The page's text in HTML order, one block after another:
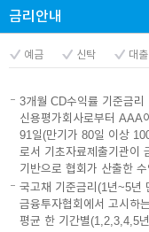
금리안내
예금 신탁 대출
3개월 CD수익률 기준금리
신용평가회사로부터 AAA
91일(만기가 80일 이상
로서 기초자료제출기관이
기반으로 협회가 산출한
국고채 기준금리(1년~5년
금융투자협회에서 고시하
평균 한 기간별(1,2,3,4,5년